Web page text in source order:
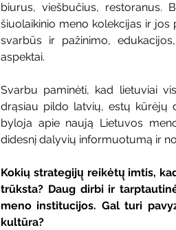
biurus, viešbučius, restoranus.
šiuolaikinio meno kolekcijas ir jos
svarbūs ir pažinimo,
aspektai.
Svarbu paminėti, kad lietuviai
drąsiau pildo latvių, estų kūrėjų
byloja apie naują Lietuvos
didesnį dalyvių informuotumą ir
Kokių strategijų̨ reikėtų̨ imtis,
trūksta? Daug dirbi ir
meno institucijos. Gal turi
kultūra?